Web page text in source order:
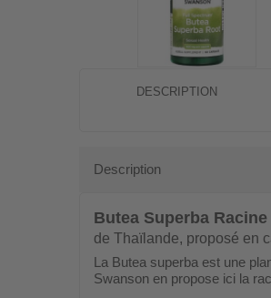
DESCRIPTION
Description
Butea Superba
de Thaïlande, proposé en
La Butea superba est une
Swanson en propose ici la